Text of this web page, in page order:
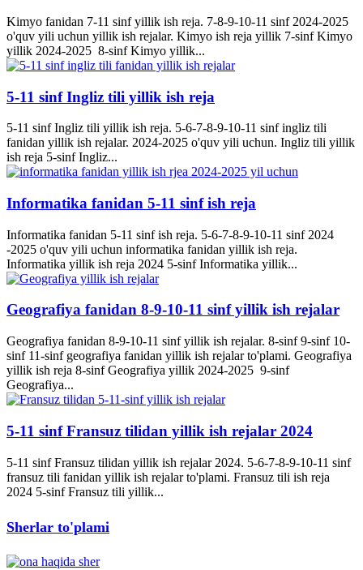
Kimyo fanidan 7-11 sinf yillik ish reja. 7-8-9-10-11 sinf 2024-2025
o'quv yili uchun yillik ish rejalar. Kimyo ish reja yillik 7-sinf Kimyo
yillik 2024-2025 8-sinf Kimyo yillik...
5-11 sinf Ingliz tili yillik ish reja
5-11 sinf Ingliz tili yillik ish reja. 5-6-7-8-9-10-11 sinf ingliz tili
fanidan yillik ish rejalar. 2024-2025 o'quv yili uchun. Ingliz tili yillik
ish reja 5-sinf Ingliz...
Informatika fanidan 5-11 sinf ish reja
Informatika fanidan 5-11 sinf ish reja. 5-6-7-8-9-10-11 sinf 2024
-2025 o'quv yili uchun informatika fanidan yillik ish reja.
Informatika yillik ish reja 2024 5-sinf Informatika yillik...
Geografiya fanidan 8-9-10-11 sinf yillik ish rejalar
Geografiya fanidan 8-9-10-11 sinf yillik ish rejalar. 8-sinf 9-sinf 10-
sinf 11-sinf geografiya fanidan yillik ish rejalar to'plami. Geografiya
yillik ish reja 8-sinf Geografiya yillik 2024-2025 9-sinf
Geografiya...
5-11 sinf Fransuz tilidan yillik ish rejalar 2024
5-11 sinf Fransuz tilidan yillik ish rejalar 2024. 5-6-7-8-9-10-11 sinf
fransuz tili fanidan yillik ish rejalar to'plami. Fransuz tili ish reja
2024 5-sinf Fransuz tili yillik...
Sherlar to'plami